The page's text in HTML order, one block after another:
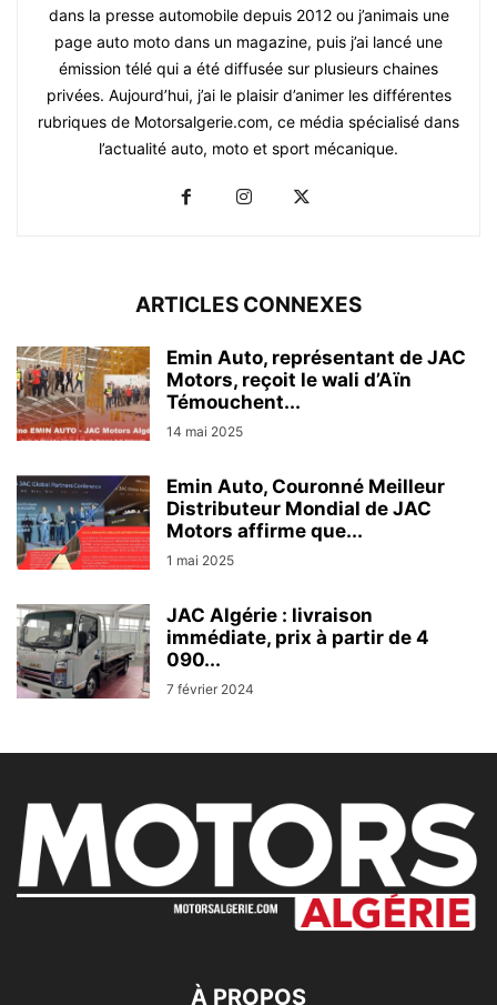
dans la presse automobile depuis 2012 ou j’animais une
page auto moto dans un magazine, puis j’ai lancé une
émission télé qui a été diffusée sur plusieurs chaines
privées. Aujourd’hui, j’ai le plaisir d’animer les différentes
rubriques de Motorsalgerie.com, ce média spécialisé dans
l’actualité auto, moto et sport mécanique.
ARTICLES CONNEXES
Emin Auto, représentant de JAC
Motors, reçoit le wali d’Aïn
Témouchent...
14 mai 2025
Emin Auto, Couronné Meilleur
Distributeur Mondial de JAC
Motors affirme que...
1 mai 2025
JAC Algérie : livraison
immédiate, prix à partir de 4
090...
7 février 2024
À PROPOS